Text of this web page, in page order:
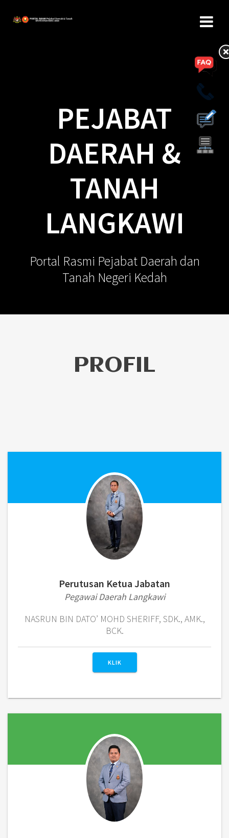
PEJABAT
DAERAH &
TANAH
LANGKAWI
Portal Rasmi Pejabat Daerah dan
Tanah Negeri Kedah
PROFIL
Perutusan Ketua Jabatan
Pegawai Daerah Langkawi
NASRUN BIN DATO’ MOHD SHERIFF, SDK., AMK.,
BCK.
KLIK